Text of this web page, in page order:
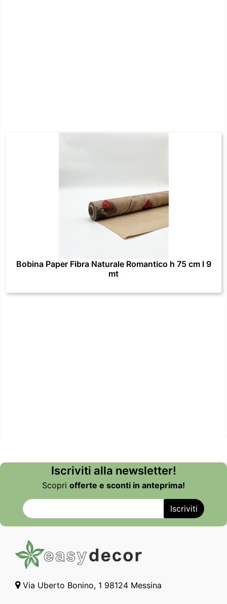
Bobina Paper Fibra Naturale Romantico h 75 cm l 9
mt
Iscriviti alla newsletter!
Scopri offerte e sconti in anteprima!
Via Uberto Bonino, 1 98124 Messina